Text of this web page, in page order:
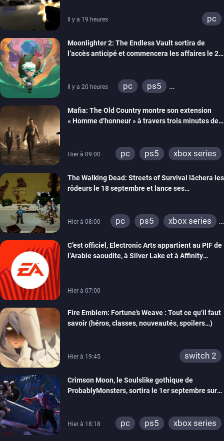
Il y a 19 heures pc
Moonlighter 2: The Endless Vault sortira de
l’accès anticipé et commencera les affaires le 2
Il y a 20 heures pc
ps5
Mafia: The Old Country montre son extension
« Homme d’honneur » à travers trois minutes de
Hier à 09:00 pc ps5 xbox series
The Walking Dead: Streets of Survival lâchera les
rôdeurs le 18 septembre et lance ses
Hier à 08:00 pc ps5
xbox series
C’est officiel, Electronic Arts appartient au PIF de
l’Arabie saoudite, à Silver Lake et à Affinity
Hier à 07:00
Fire Emblem: Fortune’s Weave : Tout ce qu’il faut
savoir (héros, classes, nouveautés, spoilers…)
Hier à 19:45 switch 2
Crimson Moon, le Soulslike gothique de
ProbablyMonsters, sortira le 1er septembre sur
Hier à 18:18 pc ps5 xbox series